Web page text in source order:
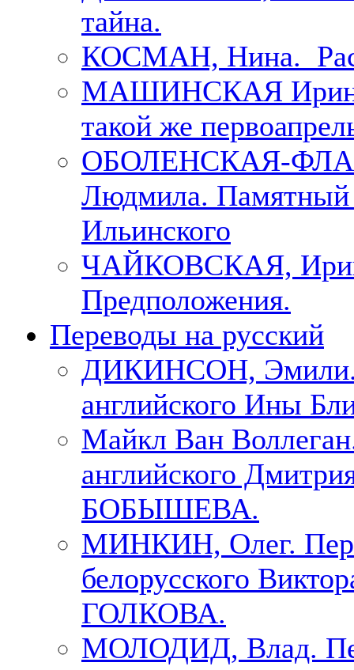
тайна.
КОСМАН, Нина.
МАШИНСКАЯ
такой же
ОБОЛЕНСКАЯ-
Людмила. Памятный
Ильинского
ЧАЙКОВСКАЯ,
Предположения.
Переводы на русский
ДИКИНСОН, Эмили.
английского Ины
Майкл Ван
английского
БОБЫШЕВА.
МИНКИН, Олег.
белорусского
ГОЛКОВА.
МОЛОДИД, Влад.